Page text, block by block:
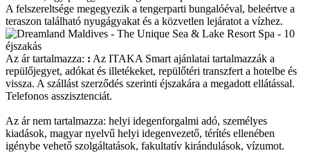
A felszereltsége megegyezik a tengerparti bungalóéval, beleértve a
teraszon található nyugágyakat és a közvetlen lejáratot a vízhez.
Az ár tartalmazza: : Az ITAKA Smart ajánlatai tartalmazzák a
repülőjegyet, adókat és illetékeket, repülőtéri transzfert a hotelbe és
vissza. A szállást szerződés szerinti éjszakára a megadott ellátással.
Telefonos asszisztenciát.
Az ár nem tartalmazza: helyi idegenforgalmi adó, személyes
kiadások, magyar nyelvű helyi idegenvezető, térítés ellenében
igénybe vehető szolgáltatások, fakultatív kirándulások, vízumot.